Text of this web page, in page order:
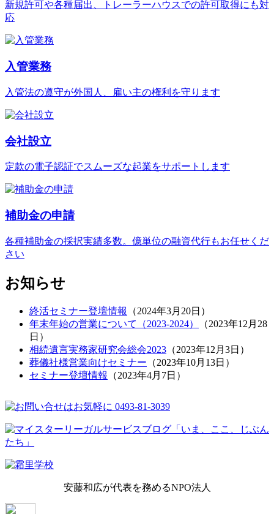
新規許可や各種届出、トレーラーハウスでの許可取得にも対
応
入管業務
入管法の遵守が外国人、雇い主の権利を守ります
会社設立
定款の電子認証でスムーズな起業をサポートします
補助金の申請
各種補助金の採択実績多数。億単位の融資代行もお任せくだ
さい
お知らせ
終活セミナー登壇情報 （2024年3月20日 ）
年末年始の営業について（2023-2024）
（2023年12月28
日 ）
相続遺言実務家研究会総会2023 （2023年12月3日 ）
葬儀社様営業向けセミナー （2023年10月13日 ）
セミナー登壇情報
（2023年4月7日 ）
安藤和広が代表を務めるNPO法人